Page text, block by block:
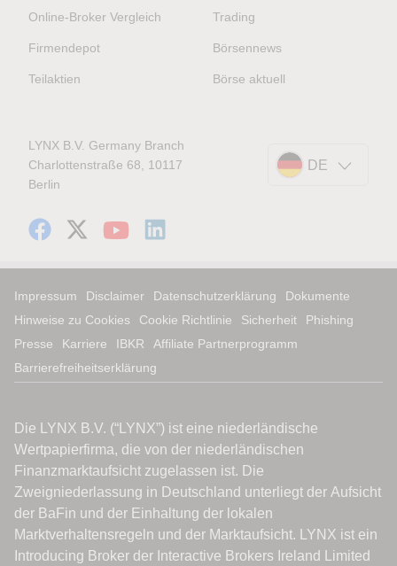
Online-Broker Vergleich
Firmendepot
Teilaktien
Trading
Börsennews
Börse aktuell
LYNX B.V. Germany Branch
Charlottenstraße 68, 10117
Berlin
DE
Impressum Disclaimer Datenschutzerklärung
Dokumente
Hinweise zu Cookies
Cookie Richtlinie Sicherheit
Phishing
Presse
Karriere IBKR
Affiliate Partnerprogramm
Barrierefreiheitserklärung